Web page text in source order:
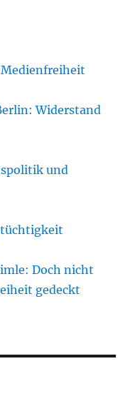
Widerstand
und
Doch nicht
gedeckt